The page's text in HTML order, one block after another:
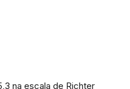
na escala de Richter